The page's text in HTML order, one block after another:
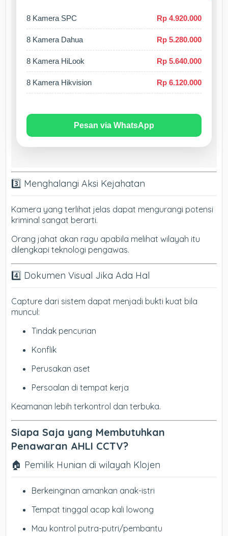
8 Kamera SPC Rp 4.920.000
8 Kamera Dahua Rp 5.280.000
8 Kamera HiLook Rp 5.640.000
8 Kamera Hikvision Rp 6.120.000
Pesan via WhatsApp
3️⃣ Menghalangi Aksi Kejahatan
Kamera yang terlihat jelas dapat mengurangi potensi
kriminal sangat berarti.
Orang jahat akan ragu apabila melihat wilayah itu
dilengkapi teknologi pengawas.
4️⃣ Dokumen Visual Jika Ada Hal
Capture dari sistem dapat menjadi bukti kuat bila
muncul:
Tindak pencurian
Konflik
Perusakan aset
Persoalan di tempat kerja
Keamanan lebih terkontrol dan terbuka.
Siapa Saja yang Membutuhkan
Penawaran AHLI CCTV?
🏠 Pemilik Hunian di wilayah Klojen
Berkeinginan amankan anak-istri
Tempat tinggal acap kali lowong
Mau kontrol putra-putri/pembantu